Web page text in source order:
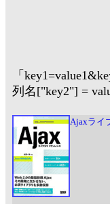
「
列名["key2"] =
Ajaxライ